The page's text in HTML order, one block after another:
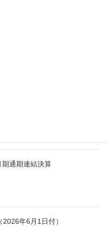
通期連結決算
年6月1日付）